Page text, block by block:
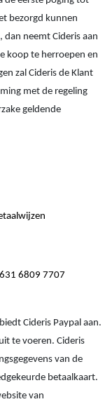
bezorgd kunnen
neemt Cideris aan
koop te herroepen en
zal Cideris de Klant
met de regeling
geldende
6809 7707
Cideris Paypal aan.
te voeren. Cideris
van de
betaalkaart.
van